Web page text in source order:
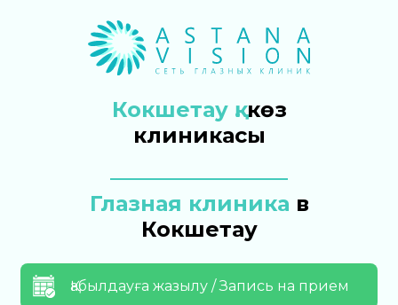
Кокшетау қ.көз
клиникасы
Глазная клиника в
Кокшетау
Қабылдауға жазылу / Запись на прием